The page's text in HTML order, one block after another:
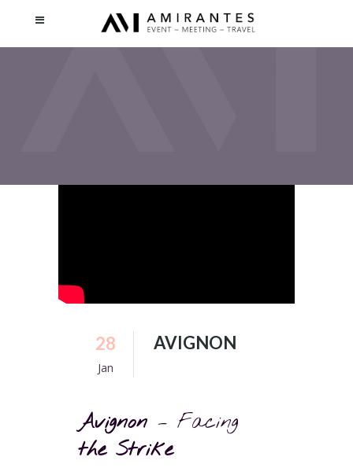
28
Jan
AVIGNON
Avignon – Facing
the Strike